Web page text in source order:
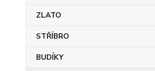
ZLATO
STŘÍBRO
BUDÍKY